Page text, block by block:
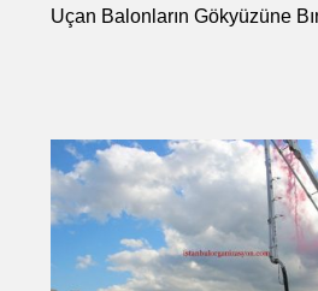
Uçan Balonların Gökyüzüne